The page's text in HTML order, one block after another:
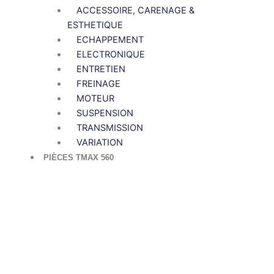
ACCESSOIRE, CARENAGE &
ESTHETIQUE
ECHAPPEMENT
ELECTRONIQUE
ENTRETIEN
FREINAGE
MOTEUR
SUSPENSION
TRANSMISSION
VARIATION
PIÈCES TMAX 560